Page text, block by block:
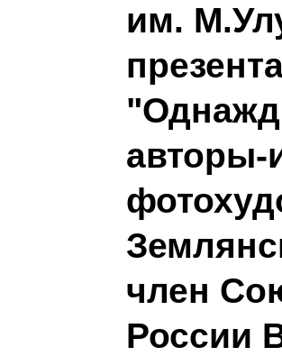
им.
авторы-
член
России